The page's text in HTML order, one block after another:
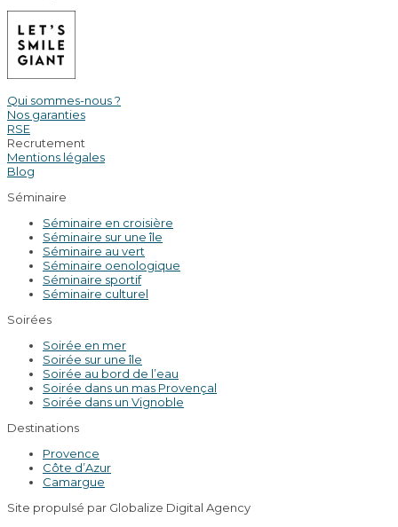
Qui sommes-nous ?
Nos garanties
RSE
Recrutement
Mentions légales
Blog
Séminaire
Séminaire en croisière
Séminaire sur une île
Séminaire au vert
Séminaire oenologique
Séminaire sportif
Séminaire culturel
Soirées
Soirée en mer
Soirée sur une île
Soirée au bord de l’eau
Soirée dans un mas Provençal
Soirée dans un Vignoble
Destinations
Provence
Côte d’Azur
Camargue
Site propulsé par Globalize Digital Agency